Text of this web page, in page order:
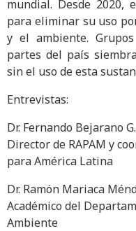
mundial. Desde 2020,
para eliminar su uso
y el ambiente.
partes del país
sin el uso de esta
Entrevistas:
Dr. Fernando Bejarano G.
Director de RAPAM y
para América Latina
Dr. Ramón Mariaca
Académico del
Ambiente